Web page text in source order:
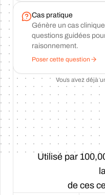
Cas pratique
Génère un cas
questions guidées
raisonnement.
Poser cette question
Vous avez déjà
Utilisé par
de ces